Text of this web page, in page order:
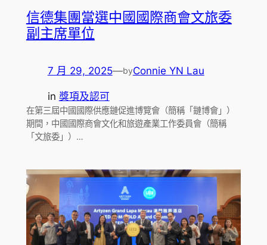
信德集團當選中國國際商會文旅委
副主席單位
7 月 29, 2025—byConnie YN Lau
in 獎項及認可
在第三屆中國國際供應鏈促進博覽會（簡稱「鏈博會」）
期間，中國國際商會文化和旅遊產業工作委員會（簡稱
「文旅委」）…